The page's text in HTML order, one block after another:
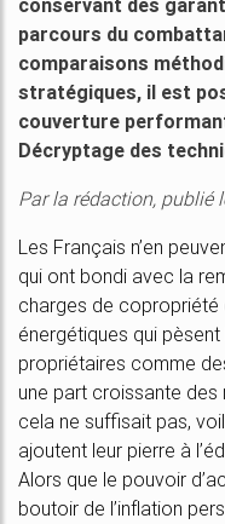
conservant des
parcours du
comparaisons
stratégiques, il est
couverture
Décryptage des
Par la rédaction, publié
Les Français n’en
qui ont bondi avec la
charges de copropriété
énergétiques qui
propriétaires comme
une part croissante
cela ne suffisait pas,
ajoutent leur pierre à
Alors que le pouvoir
boutoir de l’inflation